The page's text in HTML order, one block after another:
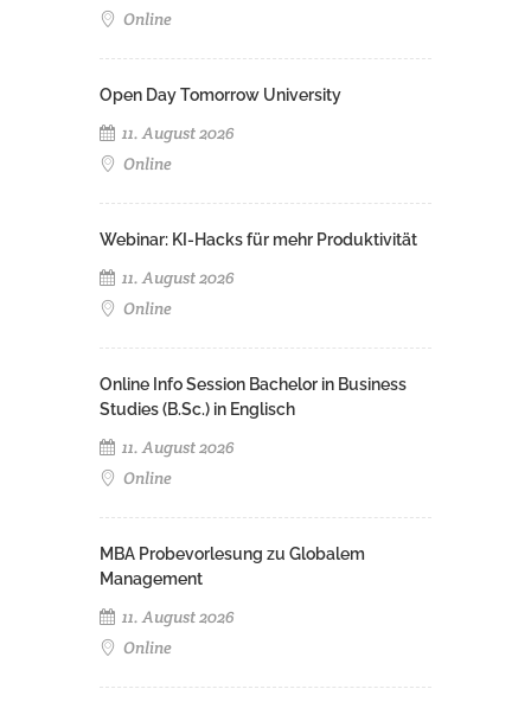
Online
Open Day Tomorrow University
11. August 2026
Online
Webinar: KI-Hacks für mehr Produktivität
11. August 2026
Online
Online Info Session Bachelor in Business
Studies (B.Sc.) in Englisch
11. August 2026
Online
MBA Probevorlesung zu Globalem
Management
11. August 2026
Online